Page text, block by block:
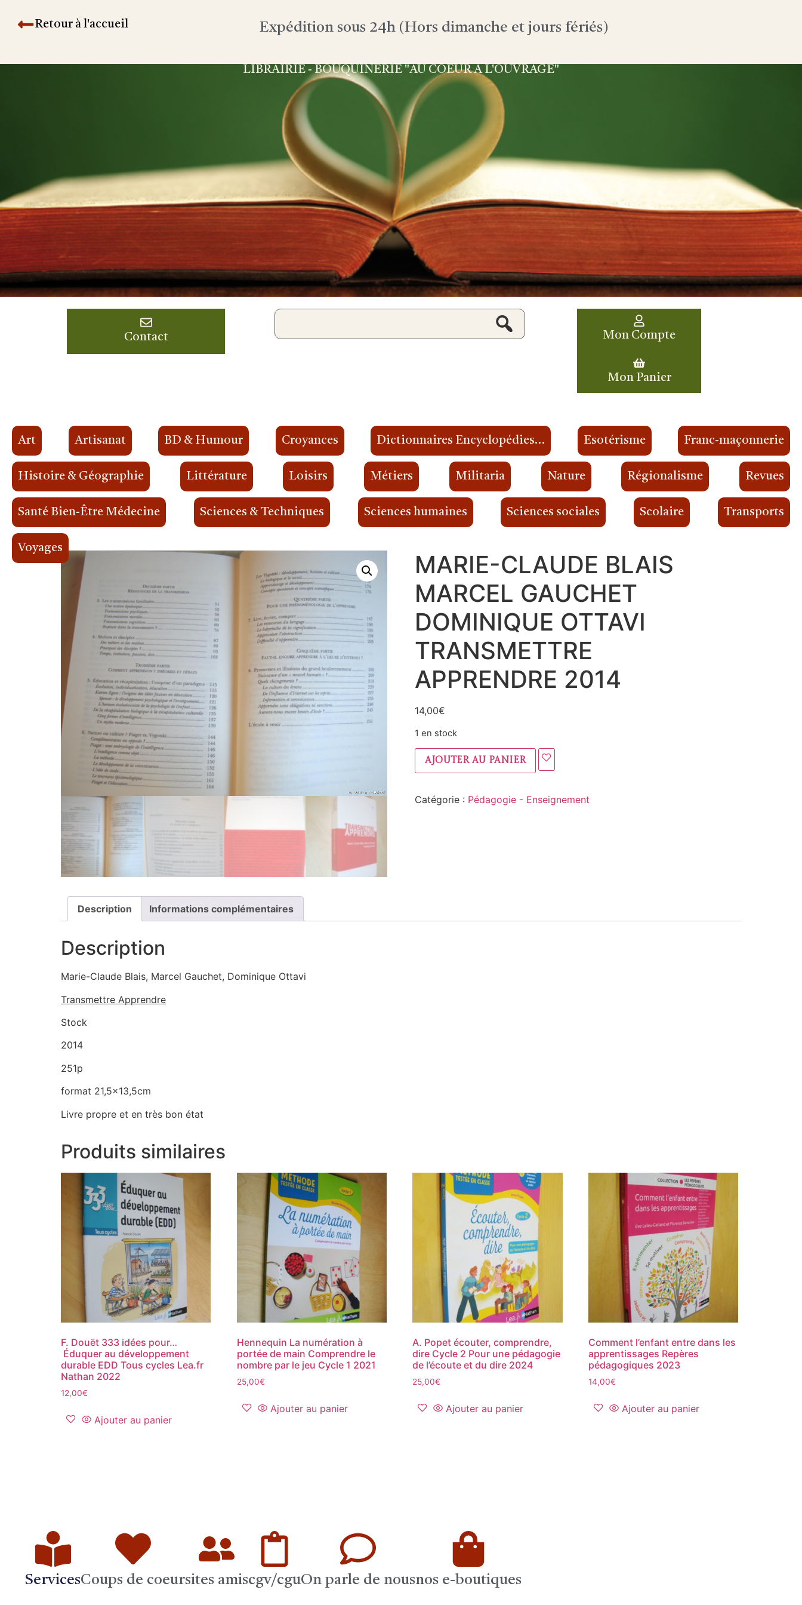
Retour à l'accueil Expédition sous 24h (Hors dimanche et jours fériés)
LIBRAIRIE - BOUQUINERIE "AU COEUR À L'OUVRAGE"
Contact Mon Compte
Mon Panier
Art Artisanat BD & Humour Croyances Dictionnaires Encyclopédies… Esotérisme Franc-maçonnerie
Histoire & Géographie Littérature Loisirs Métiers Militaria Nature Régionalisme Revues
Santé Bien-Être Médecine Sciences & Techniques Sciences humaines Sciences sociales Scolaire Transports
Voyages
MARIE-CLAUDE BLAIS
MARCEL GAUCHET
DOMINIQUE OTTAVI
TRANSMETTRE
APPRENDRE 2014
14,00€
1 en stock
Ajouter au panier
Catégorie : Pédagogie - Enseignement
Description Informations complémentaires
Description
Marie-Claude Blais, Marcel Gauchet, Dominique Ottavi
Transmettre Apprendre
Stock
2014
251p
format 21,5×13,5cm
Livre propre et en très bon état
Produits similaires
F. Douët 333 idées pour…
Éduquer au développement
durable EDD Tous cycles Lea.fr
Nathan 2022
12,00€
Ajouter au panier
Hennequin La numération à
portée de main Comprendre le
nombre par le jeu Cycle 1 2021
25,00€
Ajouter au panier
A. Popet écouter, comprendre,
dire Cycle 2 Pour une pédagogie
de l’écoute et du dire 2024
25,00€
Ajouter au panier
Comment l’enfant entre dans les
apprentissages Repères
pédagogiques 2023
14,00€
Ajouter au panier
ServicesCoups de coeursites amiscgv/cguOn parle de nousnos e-boutiques